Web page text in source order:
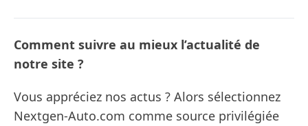
Comment suivre au mieux l’actualité de
notre site ?
Vous appréciez nos actus ? Alors sélectionnez
Nextgen-Auto.com comme source privilégiée